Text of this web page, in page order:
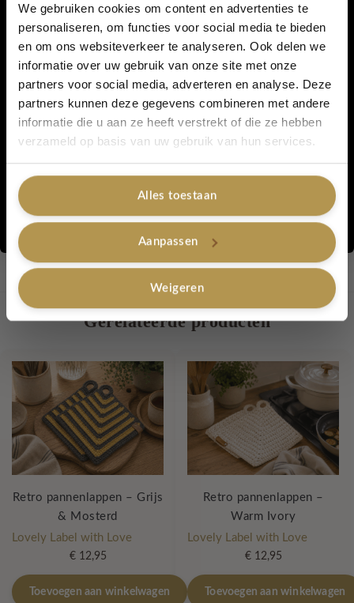
We gebruiken cookies om content en advertenties te
personaliseren, om functies voor social media te bieden
en om ons websiteverkeer te analyseren. Ook delen we
informatie over uw gebruik van onze site met onze
partners voor social media, adverteren en analyse. Deze
partners kunnen deze gegevens combineren met andere
informatie die u aan ze heeft verstrekt of die ze hebben
verzameld op basis van uw gebruik van hun services.
Alles toestaan
Aanpassen
Weigeren
Afmetingen & inhoud
Afmeting per pannenlap: ca. 20 × 20 cm
Mooi in je eigen keuken, maar ook perfect om cadeau te geven
🎁
Kijk hier voor nog meer
Artikelnummer: Latte & Olijf
Tags: pannenlappen,hip,gehaakt,duurzaam,retro,cadeautje
Gerelateerde producten
Retro pannenlappen – Grijs
& Mosterd
Lovely Label with Love
€12,95
Toevoegen aan winkelwagen
Retro pannenlappen –
Warm Ivory
Lovely Label with Love
€12,95
Toevoegen aan winkelwagen
5% korting...
Ja, graag!
Nee, bedankt